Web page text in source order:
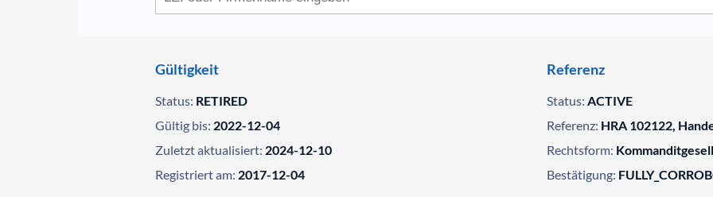
Gültigkeit
Status: RETIRED
Gültig bis: 2022-12-04
Zuletzt aktualisiert: 2024-12-10
Registriert am: 2017-12-04
Referenz
Status: ACTIVE
Referenz: HRA 102122,
Rechtsform:
Bestätigung: